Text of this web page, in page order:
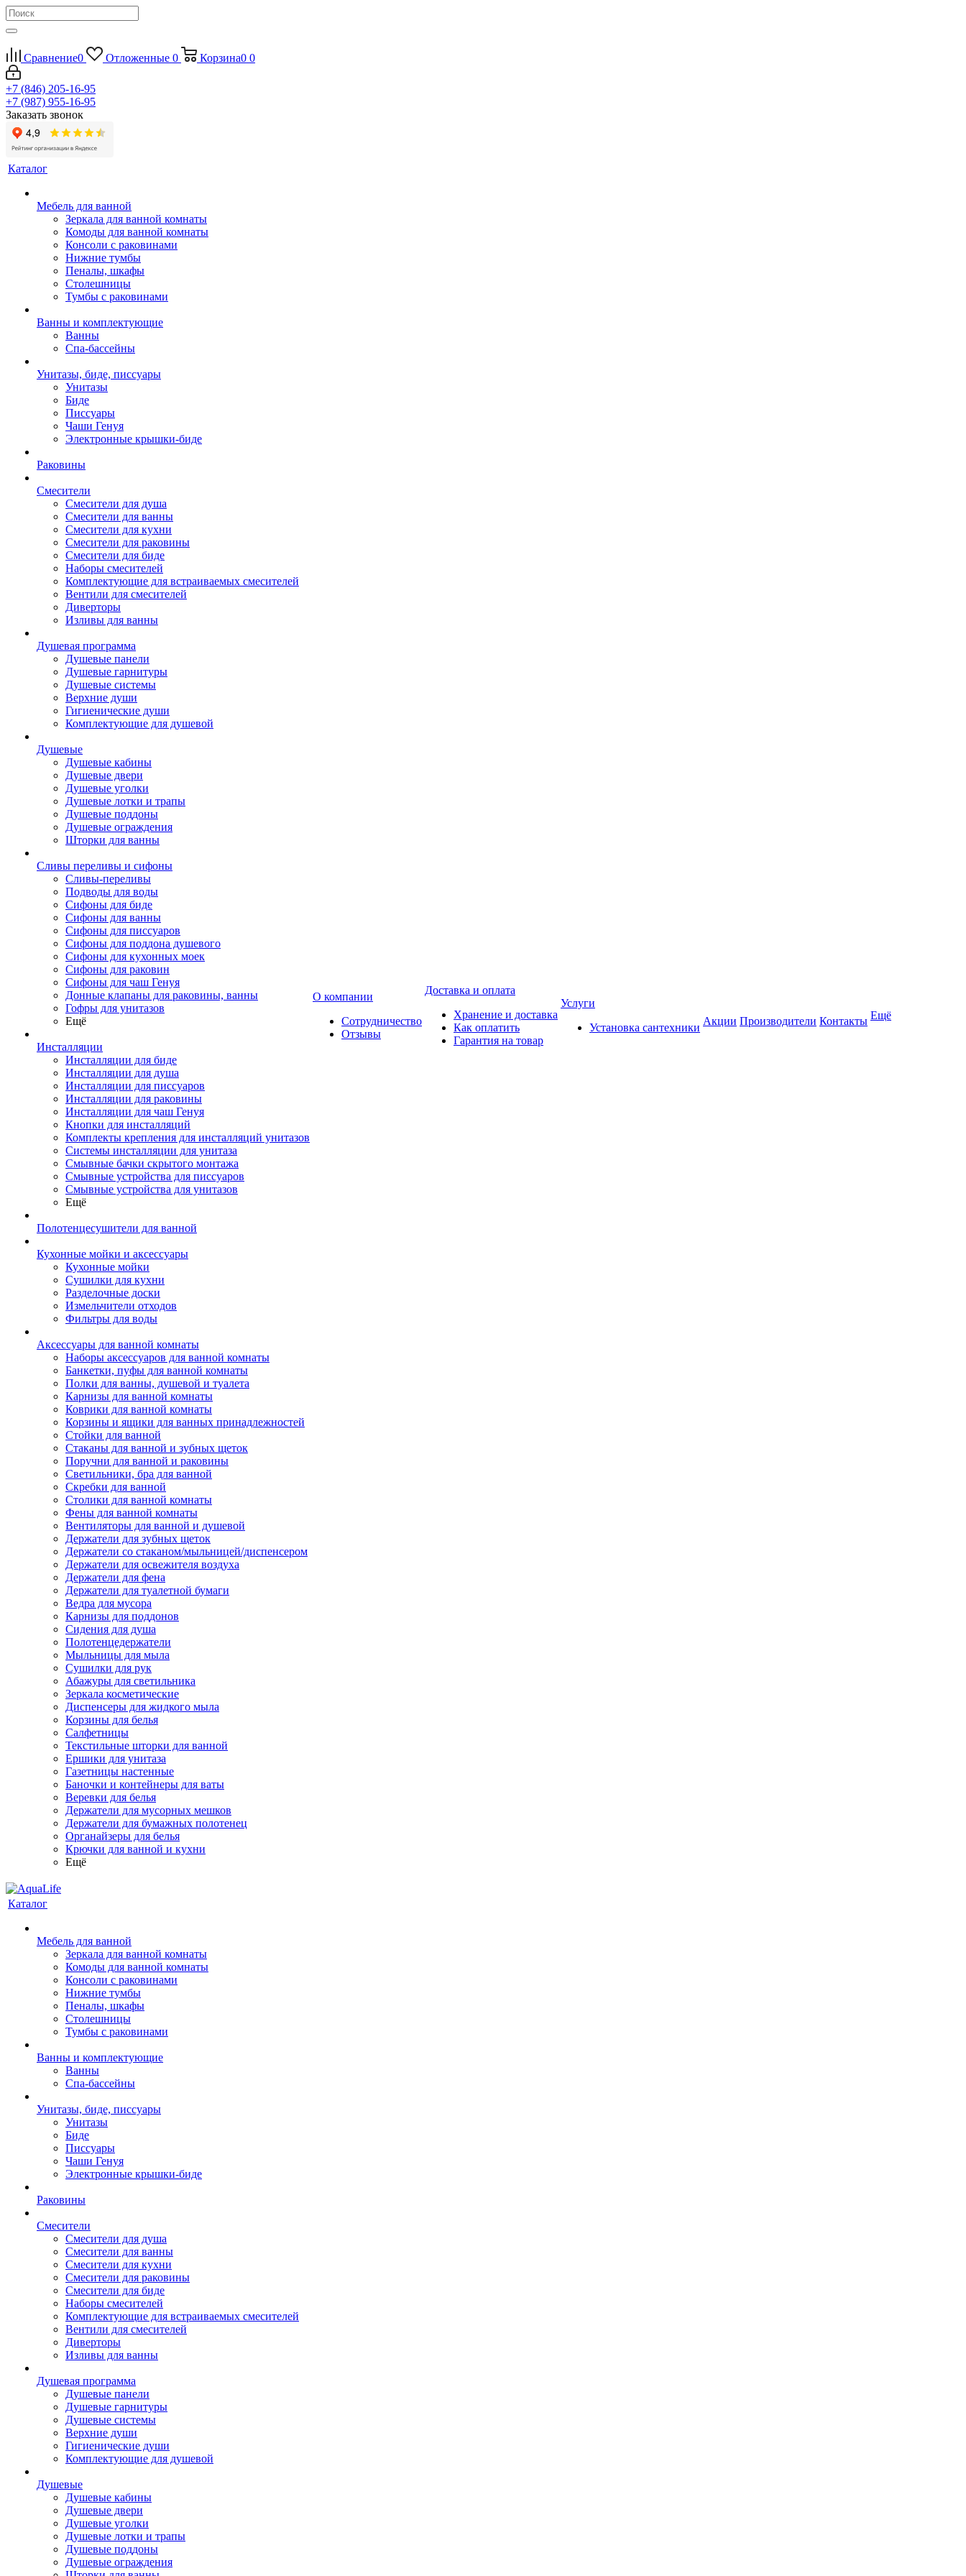
Сравнение0 Отложенные 0 Корзина0 0
+7 (846) 205-16-95
+7 (987) 955-16-95
Заказать звонок
Каталог
Мебель для ванной
Зеркала для ванной комнаты
Комоды для ванной комнаты
Консоли с раковинами
Нижние тумбы
Пеналы, шкафы
Столешницы
Тумбы с раковинами
Ванны и комплектующие
Ванны
Спа-бассейны
Унитазы, биде, писсуары
Унитазы
Биде
Писсуары
Чаши Генуя
Электронные крышки-биде
Раковины
Смесители
Смесители для душа
Смесители для ванны
Смесители для кухни
Смесители для раковины
Смесители для биде
Наборы смесителей
Комплектующие для встраиваемых смесителей
Вентили для смесителей
Диверторы
Изливы для ванны
Душевая программа
Душевые панели
Душевые гарнитуры
Душевые системы
Верхние души
Гигиенические души
Комплектующие для душевой
Душевые
Душевые кабины
Душевые двери
Душевые уголки
Душевые лотки и трапы
Душевые поддоны
Душевые ограждения
Шторки для ванны
Сливы переливы и сифоны
Сливы-переливы
Подводы для воды
Сифоны для биде
Сифоны для ванны
Сифоны для писсуаров
Сифоны для поддона душевого
Сифоны для кухонных моек
Сифоны для раковин
Сифоны для чаш Генуя
Донные клапаны для раковины, ванны
Гофры для унитазов
Ещё
Инсталляции
Инсталляции для биде
Инсталляции для душа
Инсталляции для писсуаров
Инсталляции для раковины
Инсталляции для чаш Генуя
Кнопки для инсталляций
Комплекты крепления для инсталляций унитазов
Системы инсталляции для унитаза
Смывные бачки скрытого монтажа
Смывные устройства для писсуаров
Смывные устройства для унитазов
Ещё
Полотенцесушители для ванной
Кухонные мойки и аксессуары
Кухонные мойки
Сушилки для кухни
Разделочные доски
Измельчители отходов
Фильтры для воды
Аксессуары для ванной комнаты
Наборы аксессуаров для ванной комнаты
Банкетки, пуфы для ванной комнаты
Полки для ванны, душевой и туалета
Карнизы для ванной комнаты
Коврики для ванной комнаты
Корзины и ящики для ванных принадлежностей
Стойки для ванной
Стаканы для ванной и зубных щеток
Поручни для ванной и раковины
Светильники, бра для ванной
Скребки для ванной
Столики для ванной комнаты
Фены для ванной комнаты
Вентиляторы для ванной и душевой
Держатели для зубных щеток
Держатели со стаканом/мыльницей/диспенсером
Держатели для освежителя воздуха
Держатели для фена
Держатели для туалетной бумаги
Ведра для мусора
Карнизы для поддонов
Сидения для душа
Полотенцедержатели
Мыльницы для мыла
Сушилки для рук
Абажуры для светильника
Зеркала косметические
Диспенсеры для жидкого мыла
Корзины для белья
Салфетницы
Текстильные шторки для ванной
Ершики для унитаза
Газетницы настенные
Баночки и контейнеры для ваты
Веревки для белья
Держатели для мусорных мешков
Держатели для бумажных полотенец
Органайзеры для белья
Крючки для ванной и кухни
Ещё
О компании
Сотрудничество
Отзывы
Доставка и оплата
Хранение и доставка
Как оплатить
Гарантия на товар
Услуги
Установка сантехники
Акции Производители Контакты Ещё
Каталог
Мебель для ванной
Зеркала для ванной комнаты
Комоды для ванной комнаты
Консоли с раковинами
Нижние тумбы
Пеналы, шкафы
Столешницы
Тумбы с раковинами
Ванны и комплектующие
Ванны
Спа-бассейны
Унитазы, биде, писсуары
Унитазы
Биде
Писсуары
Чаши Генуя
Электронные крышки-биде
Раковины
Смесители
Смесители для душа
Смесители для ванны
Смесители для кухни
Смесители для раковины
Смесители для биде
Наборы смесителей
Комплектующие для встраиваемых смесителей
Вентили для смесителей
Диверторы
Изливы для ванны
Душевая программа
Душевые панели
Душевые гарнитуры
Душевые системы
Верхние души
Гигиенические души
Комплектующие для душевой
Душевые
Душевые кабины
Душевые двери
Душевые уголки
Душевые лотки и трапы
Душевые поддоны
Душевые ограждения